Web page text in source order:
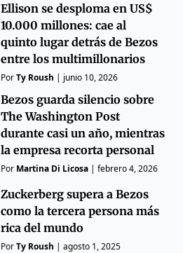
Ellison se desploma en US$
10.000 millones: cae al
quinto lugar detrás de Bezos
entre los multimillonarios
PorTy Roush | junio 10, 2026
Bezos guarda silencio sobre
The Washington Post
durante casi un año, mientras
la empresa recorta personal
Por Martina Di Licosa |febrero 4, 2026
Zuckerberg supera a Bezos
como la tercera persona más
rica del mundo
PorTy Roush |agosto 1, 2025